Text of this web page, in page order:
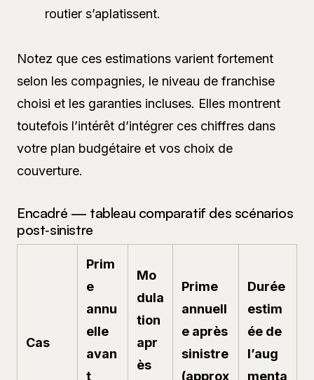
routier s’aplatissent.
Notez que ces estimations varient fortement
selon les compagnies, le niveau de franchise
choisi et les garanties incluses. Elles montrent
toutefois l’intérêt d’intégrer ces chiffres dans
votre plan budgétaire et vos choix de
couverture.
Encadré — tableau comparatif des scénarios
post‑sinistre
Cas
Prim
e
annu
elle
avan
t
Mo
dula
tion
apr
ès
Prime
annuell
e après
sinistre
(approx
Durée
estim
ée de
l’aug
menta